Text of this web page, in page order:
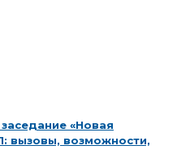
«Новая
вызовы, возможности,